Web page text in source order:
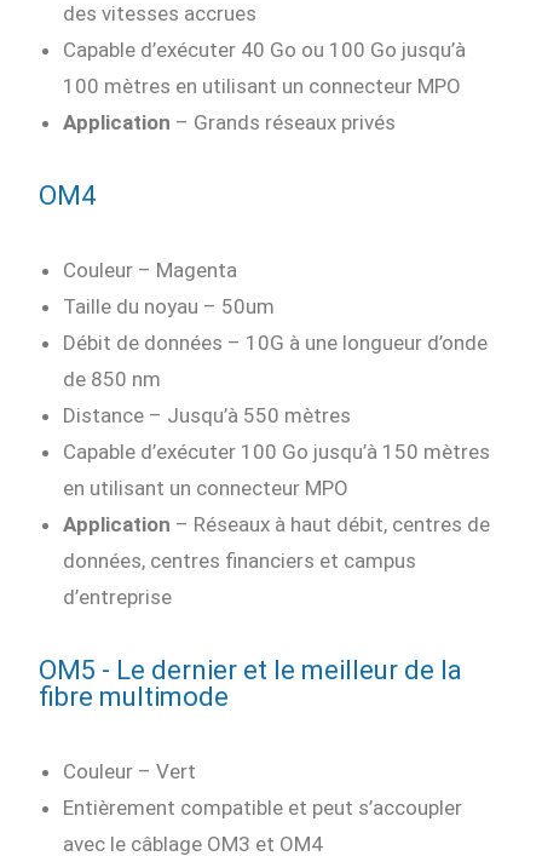
des vitesses accrues
Capable d’exécuter 40 Go ou 100 Go jusqu’à
100 mètres en utilisant un connecteur MPO
Application – Grands réseaux privés
OM4
Couleur – Magenta
Taille du noyau – 50um
Débit de données – 10G à une longueur d’onde
de 850 nm
Distance – Jusqu’à 550 mètres
Capable d’exécuter 100 Go jusqu’à 150 mètres
en utilisant un connecteur MPO
Application – Réseaux à haut débit, centres de
données, centres financiers et campus
d’entreprise
OM5 - Le dernier et le meilleur de la
fibre multimode
Couleur – Vert
Entièrement compatible et peut s’accoupler
avec le câblage OM3 et OM4